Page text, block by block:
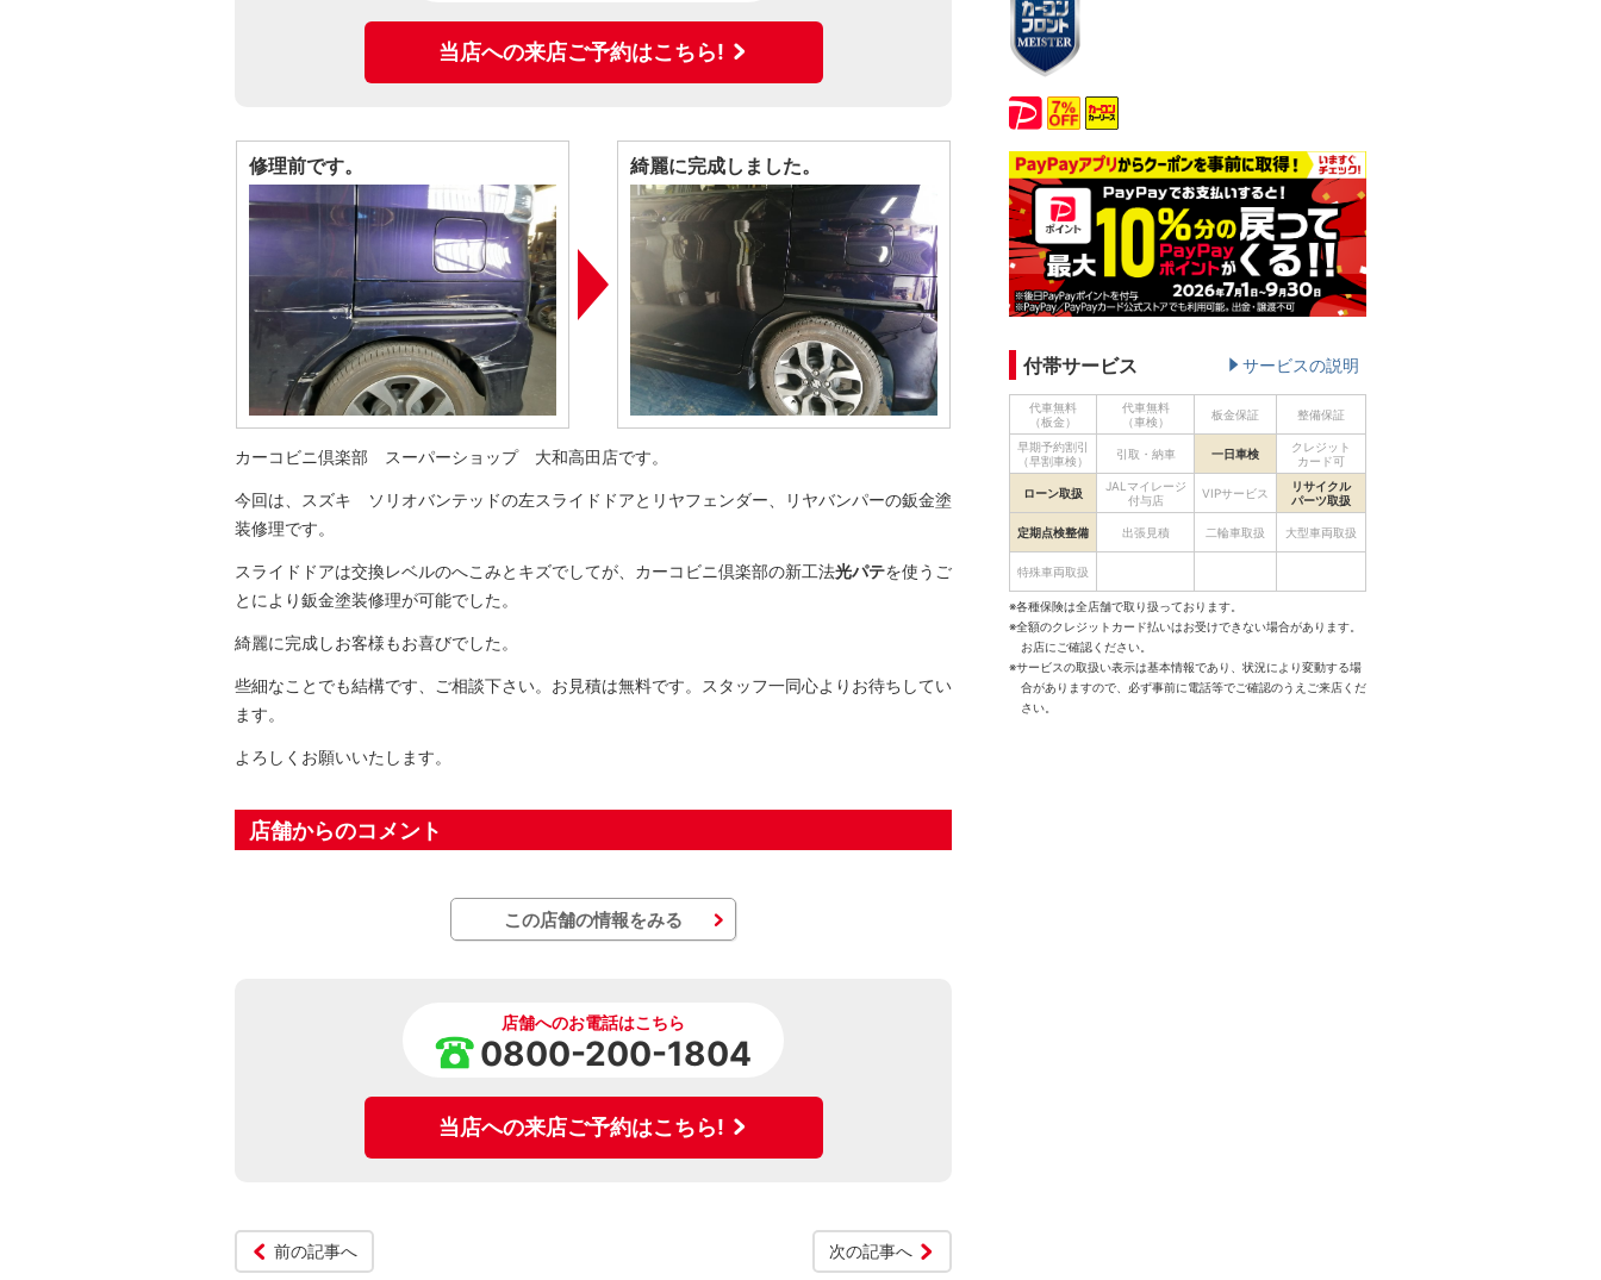
当店への来店ご予約はこちら!
修理前です。 綺麗に完成しました。
カーコビニ倶楽部 スーパーショップ 大和高田店です。
今回は、スズキ ソリオバンテッドの左スライドドアとリヤフェンダー、リヤバンパーの鈑金塗
装修理です。
スライドドアは交換レベルのへこみとキズでしてが、カーコビニ倶楽部の新工法光パテを使うご
とにより鈑金塗装修理が可能でした。
綺麗に完成しお客様もお喜びでした。
些細なことでも結構です、ご相談下さい。お見積は無料です。スタッフ一同心よりお待ちしてい
ます。
よろしくお願いいたします。
店舗からのコメント
この店舗の情報をみる
店舗へのお電話はこちら
0800-200-1804
当店への来店ご予約はこちら!
前の記事へ 次の記事へ
付帯サービス サービスの説明
代車無料
（板金）
代車無料
（車検）
板金保証 整備保証
早期予約割引
（早割車検）
引取・納車 一日車検
クレジット
カード可
ローン取扱
JALマイレージ
付与店
VIPサービス
リサイクル
パーツ取扱
定期点検整備 出張見積 二輪車取扱 大型車両取扱
特殊車両取扱
※各種保険は全店舗で取り扱っております。
※全額のクレジットカード払いはお受けできない場合があります。
お店にご確認ください。
※サービスの取扱い表示は基本情報であり、状況により変動する場
合がありますので、必ず事前に電話等でご確認のうえご来店くだ
さい。